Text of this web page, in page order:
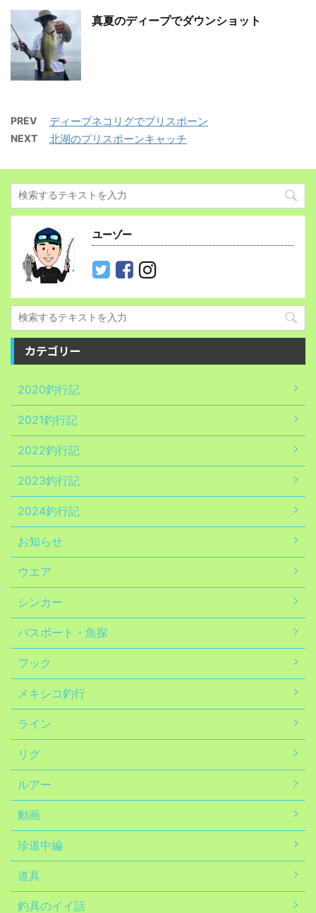
真夏のディープでダウンショット
PREV ディープネコリグでプリスポーン
NEXT 北湖のプリスポーンキャッチ
ユーゾー
カテゴリー
2020釣行記
2021釣行記
2022釣行記
2023釣行記
2024釣行記
お知らせ
ウエア
シンカー
バスボート・魚探
フック
メキシコ釣行
ライン
リグ
ルアー
動画
珍道中編
道具
釣具のイイ話